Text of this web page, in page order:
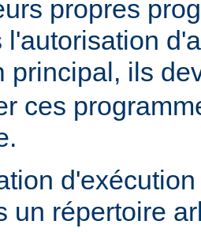
propres
l'autorisation
principal, ils
ces
un répertoire